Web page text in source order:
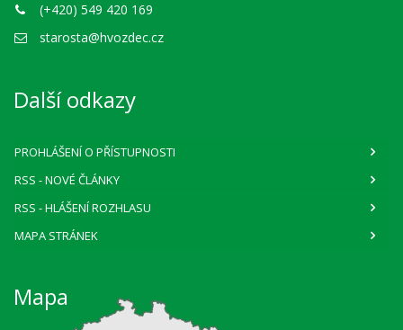
(+420) 549 420 169
starosta@hvozdec.cz
Další odkazy
PROHLÁŠENÍ O PŘÍSTUPNOSTI
RSS - NOVÉ ČLÁNKY
RSS - HLÁŠENÍ ROZHLASU
MAPA STRÁNEK
Mapa